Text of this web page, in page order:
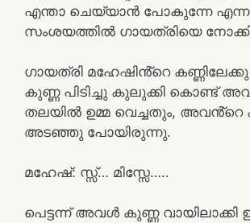
എന്താ ചെയ്യാൻ പോകുന്നേ
സംശയത്തിൽ ഗായത്രിയെ
ഗായത്രി മഹേഷിൻ്റെ
കുണ്ണ പിടിച്ചു കുലുക്കി കൊണ്ട്
തലയിൽ ഉമ്മ വെച്ചതും,
അടഞ്ഞു പോയിരുന്നു.
മഹേഷ്‌: സ്സ്… മിസ്സേ…..
പെട്ടന്ന് അവൾ കുണ്ണ വായിലാക്കി